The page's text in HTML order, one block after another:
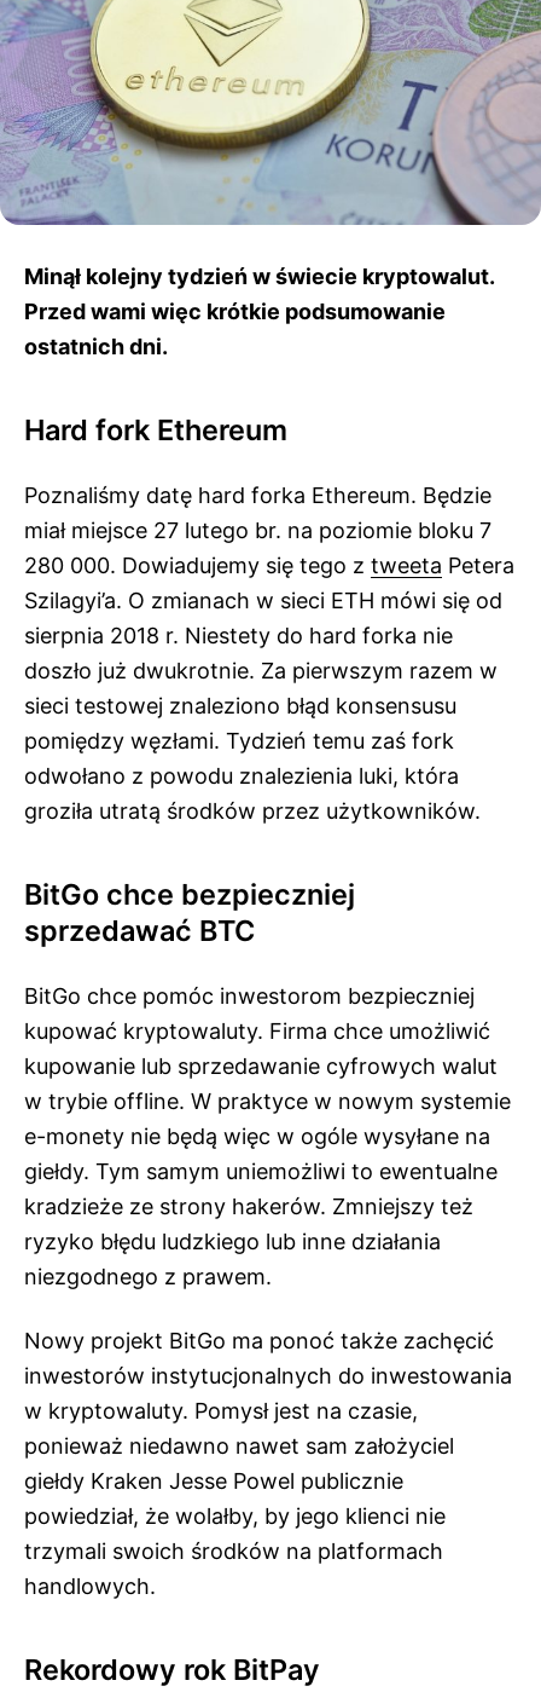
Minął kolejny tydzień w świecie kryptowalut.
Przed wami więc krótkie podsumowanie
ostatnich dni.
Hard fork Ethereum
Poznaliśmy datę hard forka Ethereum. Będzie
miał miejsce 27 lutego br. na poziomie bloku 7
280 000. Dowiadujemy się tego z tweeta Petera
Szilagyi’a. O zmianach w sieci ETH mówi się od
sierpnia 2018 r. Niestety do hard forka nie
doszło już dwukrotnie. Za pierwszym razem w
sieci testowej znaleziono błąd konsensusu
pomiędzy węzłami. Tydzień temu zaś fork
odwołano z powodu znalezienia luki, która
groziła utratą środków przez użytkowników.
BitGo chce bezpieczniej
sprzedawać BTC
BitGo chce pomóc inwestorom bezpieczniej
kupować kryptowaluty. Firma chce umożliwić
kupowanie lub sprzedawanie cyfrowych walut
w trybie offline. W praktyce w nowym systemie
e-​​monety nie będą więc w ogóle wysyłane na
giełdy. Tym samym uniemożliwi to ewentualne
kradzieże ze strony hakerów. Zmniejszy też
ryzyko błędu ludzkiego lub inne działania
niezgodnego z prawem.
Nowy projekt BitGo ma ponoć także zachęcić
inwestorów instytucjonalnych do inwestowania
w kryptowaluty. Pomysł jest na czasie,
ponieważ niedawno nawet sam założyciel
giełdy Kraken Jesse Powel publicznie
powiedział, że wolałby, by jego klienci nie
trzymali swoich środków na platformach
handlowych.
Rekordowy rok BitPay